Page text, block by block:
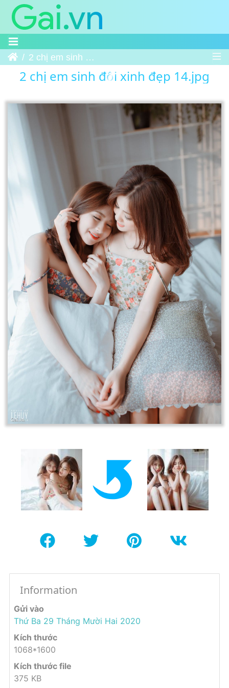
Trang chủ2 chị em sinh đôi xinh đẹp 14
2 chị em sinh đôi xinh đẹp 14.jpg
Information
Gửi vào
Thứ Ba 29 Tháng Mười Hai 2020
Kích thước
1068*1600
Kích thước file
375 KB